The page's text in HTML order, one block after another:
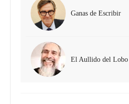
Ganas de Escribir
El Aullido del Lobo